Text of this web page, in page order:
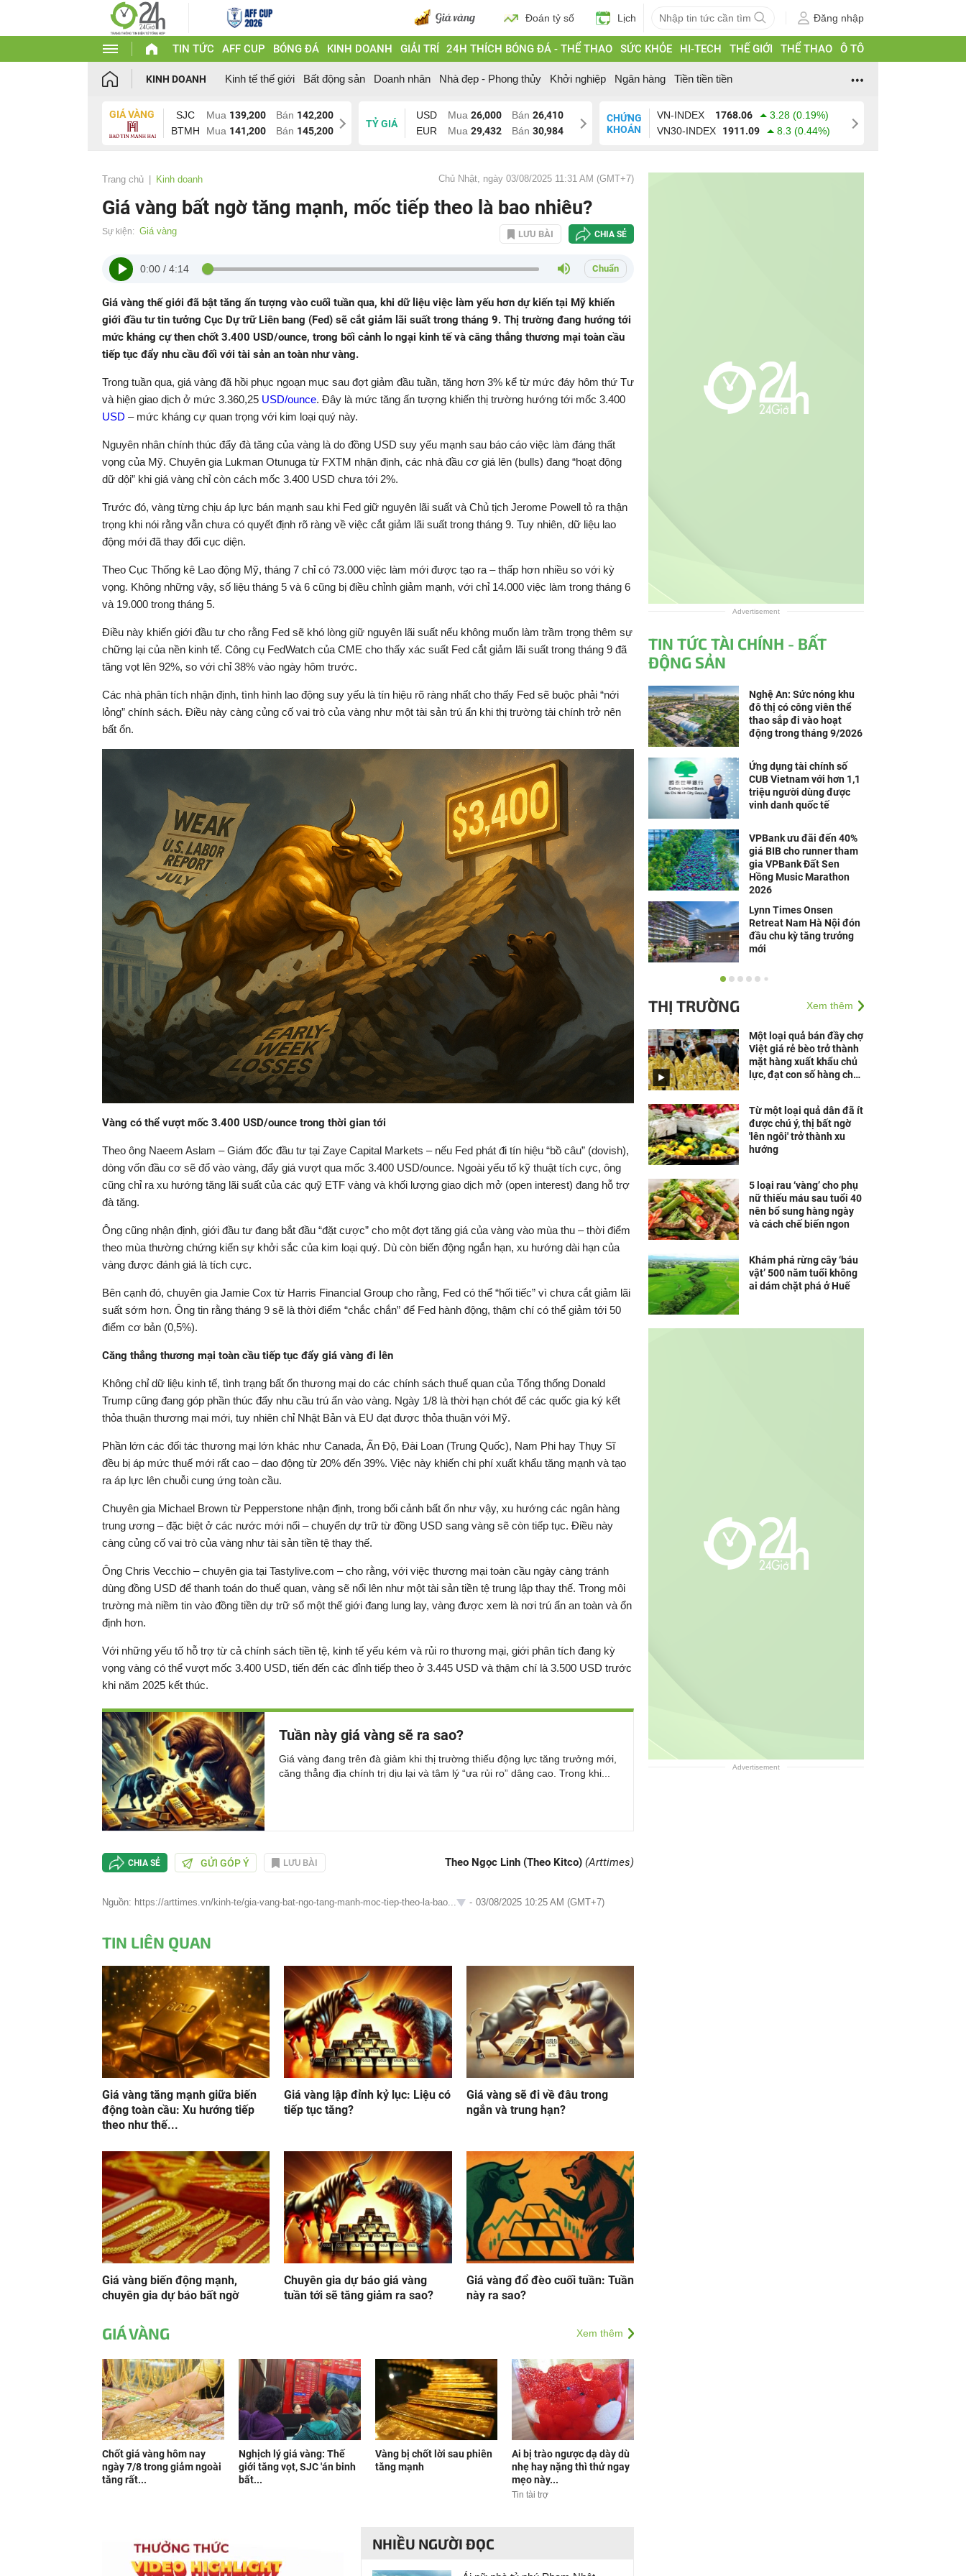
Đoán tỷ số Lịch Đăng nhập
TIN TỨC AFF CUP BÓNG ĐÁ KINH DOANH GIẢI TRÍ 24H THÍCH BÓNG ĐÁ - THỂ THAO SỨC KHỎE HI-TECH THẾ GIỚI THỂ THAO Ô TÔ
KINH DOANH Kinh tế thế giới Bất động sản Doanh nhân Nhà đẹp - Phong thủy Khởi nghiệp Ngân hàng Tiền tiền tiền
GIÁ VÀNG SJC Mua 139,200 Bán 142,200
BTMH
Mua 141,200 Bán 145,200
TỶ GIÁ
USD Mua 26,000 Bán 26,410
EUR
Mua 29,432 Bán 30,984
CHỨNG
KHOÁN
VN-INDEX 1768.06
3.28 (0.19%)
VN30-INDEX
1911.09 8.3 (0.44%)
Trang chủ Kinh doanh Chủ Nhật, ngày 03/08/2025 11:31 AM (GMT+7)
Giá vàng bất ngờ tăng mạnh, mốc tiếp theo là bao nhiêu?
Sự kiện: Giá vàng LƯU BÀI CHIA SẺ
0:00 / 4:14 Chuẩn
Giá vàng thế giới đã bật tăng ấn tượng vào cuối tuần qua, khi dữ liệu việc làm yếu hơn dự kiến tại Mỹ khiến
giới đầu tư tin tưởng Cục Dự trữ Liên bang (Fed) sẽ cắt giảm lãi suất trong tháng 9. Thị trường đang hướng tới
mức kháng cự then chốt 3.400 USD/ounce, trong bối cảnh lo ngại kinh tế và căng thẳng thương mại toàn cầu
tiếp tục đẩy nhu cầu đối với tài sản an toàn như vàng.
Trong tuần qua, giá vàng đã hồi phục ngoạn mục sau đợt giảm đầu tuần, tăng hơn 3% kể từ mức đáy hôm thứ Tư
và hiện giao dịch ở mức 3.360,25 USD/ounce. Đây là mức tăng ấn tượng khiến thị trường hướng tới mốc 3.400
USD – mức kháng cự quan trọng với kim loại quý này.
Nguyên nhân chính thúc đẩy đà tăng của vàng là do đồng USD suy yếu mạnh sau báo cáo việc làm đáng thất
vọng của Mỹ. Chuyên gia Lukman Otunuga từ FXTM nhận định, các nhà đầu cơ giá lên (bulls) đang “hoạt động
dữ dội” khi giá vàng chỉ còn cách mốc 3.400 USD chưa tới 2%.
Trước đó, vàng từng chịu áp lực bán mạnh sau khi Fed giữ nguyên lãi suất và Chủ tịch Jerome Powell tỏ ra thận
trọng khi nói rằng vẫn chưa có quyết định rõ ràng về việc cắt giảm lãi suất trong tháng 9. Tuy nhiên, dữ liệu lao
động mới đã thay đổi cục diện.
Theo Cục Thống kê Lao động Mỹ, tháng 7 chỉ có 73.000 việc làm mới được tạo ra – thấp hơn nhiều so với kỳ
vọng. Không những vậy, số liệu tháng 5 và 6 cũng bị điều chỉnh giảm mạnh, với chỉ 14.000 việc làm trong tháng 6
và 19.000 trong tháng 5.
Điều này khiến giới đầu tư cho rằng Fed sẽ khó lòng giữ nguyên lãi suất nếu không muốn làm trầm trọng thêm sự
chững lại của nền kinh tế. Công cụ FedWatch của CME cho thấy xác suất Fed cắt giảm lãi suất trong tháng 9 đã
tăng vọt lên 92%, so với chỉ 38% vào ngày hôm trước.
Các nhà phân tích nhận định, tình hình lao động suy yếu là tín hiệu rõ ràng nhất cho thấy Fed sẽ buộc phải “nới
lỏng” chính sách. Điều này càng củng cố vai trò của vàng như một tài sản trú ẩn khi thị trường tài chính trở nên
bất ổn.
Vàng có thể vượt mốc 3.400 USD/ounce trong thời gian tới
Theo ông Naeem Aslam – Giám đốc đầu tư tại Zaye Capital Markets – nếu Fed phát đi tín hiệu “bồ câu” (dovish),
dòng vốn đầu cơ sẽ đổ vào vàng, đẩy giá vượt qua mốc 3.400 USD/ounce. Ngoài yếu tố kỹ thuật tích cực, ông
cũng chỉ ra xu hướng tăng lãi suất của các quỹ ETF vàng và khối lượng giao dịch mở (open interest) đang hỗ trợ
đà tăng.
Ông cũng nhận định, giới đầu tư đang bắt đầu “đặt cược” cho một đợt tăng giá của vàng vào mùa thu – thời điểm
theo mùa thường chứng kiến sự khởi sắc của kim loại quý. Dù còn biến động ngắn hạn, xu hướng dài hạn của
vàng được đánh giá là tích cực.
Bên cạnh đó, chuyên gia Jamie Cox từ Harris Financial Group cho rằng, Fed có thể “hối tiếc” vì chưa cắt giảm lãi
suất sớm hơn. Ông tin rằng tháng 9 sẽ là thời điểm “chắc chắn” để Fed hành động, thậm chí có thể giảm tới 50
điểm cơ bản (0,5%).
Căng thẳng thương mại toàn cầu tiếp tục đẩy giá vàng đi lên
Không chỉ dữ liệu kinh tế, tình trạng bất ổn thương mại do các chính sách thuế quan của Tổng thống Donald
Trump cũng đang góp phần thúc đẩy nhu cầu trú ẩn vào vàng. Ngày 1/8 là thời hạn chót để các quốc gia ký kết
thỏa thuận thương mại mới, tuy nhiên chỉ Nhật Bản và EU đạt được thỏa thuận với Mỹ.
Phần lớn các đối tác thương mại lớn khác như Canada, Ấn Độ, Đài Loan (Trung Quốc), Nam Phi hay Thụy Sĩ
đều bị áp mức thuế mới rất cao – dao động từ 20% đến 39%. Việc này khiến chi phí xuất khẩu tăng mạnh và tạo
ra áp lực lên chuỗi cung ứng toàn cầu.
Chuyên gia Michael Brown từ Pepperstone nhận định, trong bối cảnh bất ổn như vậy, xu hướng các ngân hàng
trung ương – đặc biệt ở các nước mới nổi – chuyển dự trữ từ đồng USD sang vàng sẽ còn tiếp tục. Điều này
càng củng cố vai trò của vàng như tài sản tiền tệ thay thế.
Ông Chris Vecchio – chuyên gia tại Tastylive.com – cho rằng, với việc thương mại toàn cầu ngày càng tránh
dùng đồng USD để thanh toán do thuế quan, vàng sẽ nổi lên như một tài sản tiền tệ trung lập thay thế. Trong môi
trường mà niềm tin vào đồng tiền dự trữ số một thế giới đang lung lay, vàng được xem là nơi trú ẩn an toàn và ổn
định hơn.
Với những yếu tố hỗ trợ từ cả chính sách tiền tệ, kinh tế yếu kém và rủi ro thương mại, giới phân tích đang kỳ
vọng vàng có thể vượt mốc 3.400 USD, tiến đến các đỉnh tiếp theo ở 3.445 USD và thậm chí là 3.500 USD trước
khi năm 2025 kết thúc.
Tuần này giá vàng sẽ ra sao?
Giá vàng đang trên đà giảm khi thị trường thiếu động lực tăng trưởng mới,
căng thẳng địa chính trị dịu lại và tâm lý “ưa rủi ro” dâng cao. Trong khi...
CHIA SẺ GỬI GÓP Ý LƯU BÀI Theo Ngọc Linh (Theo Kitco) (Arttimes)
Nguồn: https://arttimes.vn/kinh-te/gia-vang-bat-ngo-tang-manh-moc-tiep-theo-la-bao... - 03/08/2025 10:25 AM (GMT+7)
TIN LIÊN QUAN
Giá vàng tăng mạnh giữa biến
động toàn cầu: Xu hướng tiếp
theo như thế...
Giá vàng lập đỉnh kỷ lục: Liệu có
tiếp tục tăng?
Giá vàng sẽ đi về đâu trong
ngắn và trung hạn?
Giá vàng biến động mạnh,
chuyên gia dự báo bất ngờ
Chuyên gia dự báo giá vàng
tuần tới sẽ tăng giảm ra sao?
Giá vàng đổ đèo cuối tuần: Tuần
này ra sao?
GIÁ VÀNG Xem thêm
Chốt giá vàng hôm nay
ngày 7/8 trong giảm ngoài
tăng rất...
Nghịch lý giá vàng: Thế
giới tăng vọt, SJC 'án binh
bất...
Vàng bị chốt lời sau phiên
tăng mạnh
Ai bị trào ngược dạ dày dù
nhẹ hay nặng thì thử ngay
mẹo này...
Tin tài trợ
NHIỀU NGƯỜI ĐỌC
Advertisement
TIN TỨC TÀI CHÍNH - BẤT
ĐỘNG SẢN
Nghệ An: Sức nóng khu
đô thị có công viên thể
thao sắp đi vào hoạt
động trong tháng 9/2026
Ứng dụng tài chính số
CUB Vietnam với hơn 1,1
triệu người dùng được
vinh danh quốc tế
VPBank ưu đãi đến 40%
giá BIB cho runner tham
gia VPBank Đất Sen
Hồng Music Marathon
2026
Lynn Times Onsen
Retreat Nam Hà Nội đón
đầu chu kỳ tăng trưởng
mới
Doanh nghiệp cần gì để
Nam A Bank đón dòng
vốn xanh từ Thụy Sĩ,
nâng tổng quy mô huy
350...
THỊ TRƯỜNG Xem thêm
Một loại quả bán đầy chợ
Việt giá rẻ bèo trở thành
mặt hàng xuất khẩu chủ
lực, đạt con số hàng chục
Từ một loại quả dân đã ít
được chú ý, thị bất ngờ
'lên ngôi' trở thành xu
hướng
5 loại rau ‘vàng’ cho phụ
nữ thiếu máu sau tuổi 40
nên bổ sung hàng ngày
và cách chế biến ngon
Khám phá rừng cây ‘báu
vật’ 500 năm tuổi không
ai dám chặt phá ở Huế
Advertisement